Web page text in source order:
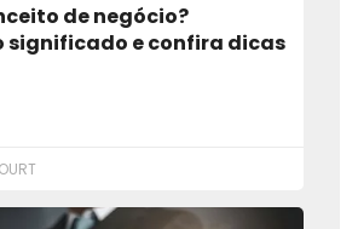
de negócio?
significado e confira dicas